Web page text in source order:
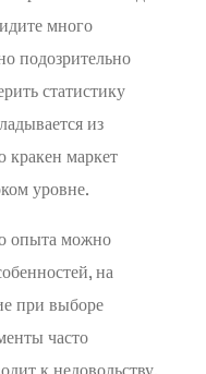
много
подозрительно
статистику
из
кракен маркет
уровне.
опыта можно
на
при выборе
часто